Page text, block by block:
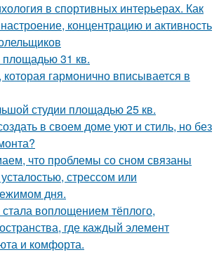
в спортивных интерьерах. Как
концентрацию и активность
площадью 31 кв.
гармонично вписывается в
студии площадью 25 кв.
в своем доме уют и стиль, но без
что проблемы со сном связаны
стрессом или
дня.
воплощением тёплого,
где каждый элемент
и комфорта.